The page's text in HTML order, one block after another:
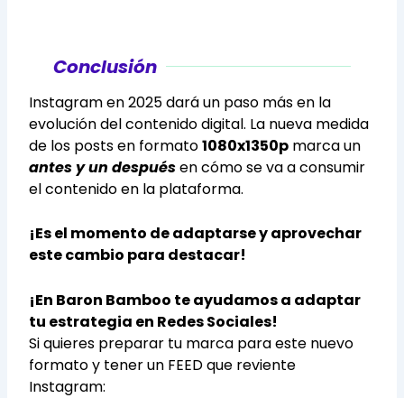
Conclusión
Instagram en 2025 dará un paso más en la
evolución del contenido digital. La nueva medida
de los posts en formato1080x1350p marca un
antes y un despuésen cómo se va a consumir
el contenido en la plataforma.
¡Es el momento de adaptarse y aprovechar
este cambio para destacar!
¡En Baron Bamboo te ayudamos a adaptar
tu estrategia en Redes Sociales!
Si quieres preparar tu marca para este nuevo
formato y tener un FEED que reviente
Instagram: